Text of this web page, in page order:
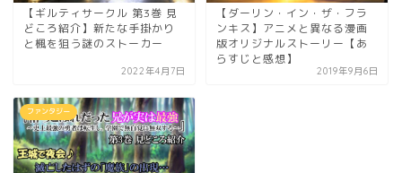
【ギルティサークル 第3巻 見
どころ紹介】新たな手掛かり
と楓を狙う謎のストーカー
2022年4月7日
【ダーリン・イン・ザ・フラ
ンキス】アニメと異なる漫画
版オリジナルストーリー【あ
らすじと感想】
2019年9月6日
ファンタジー